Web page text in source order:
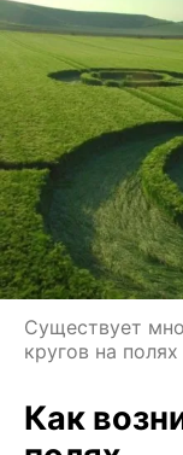
Существует
кругов на полях
Как